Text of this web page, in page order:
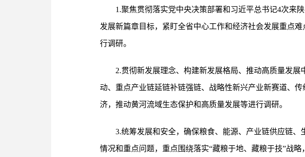
1.聚焦贯彻落实党中央决策部署和习近平总书记4次来
发展新篇章目标，紧盯全省中心工作和经济社会发展重点
行调研。
2.贯彻新发展理念、构建新发展格局、推动高质量发
动、重点产业链延链补链强链、战略性新兴产业新赛道、
济，推动黄河流域生态保护和高质量发展等进行调研。
3.统筹发展和安全，确保粮食、能源、产业链供应链
情况和重点问题，重点围绕落实“藏粮于地、藏粮于技”战